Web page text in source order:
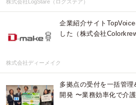
株式会社LogStare（ログステア）
企業紹介サイト
した（株式会社Colorkrew
株式会社ディーメイク
多拠点の受付を一括管
開発 〜業務効率化で介